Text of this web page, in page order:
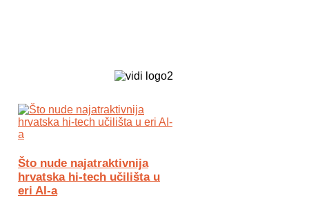
Što nude najatraktivnija
hrvatska hi-tech učilišta u
eri AI-a